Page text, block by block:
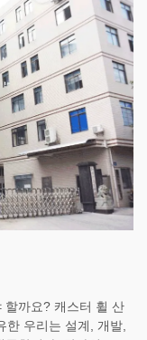
할까요? 캐스터 휠 산
한 우리는 설계, 개발,